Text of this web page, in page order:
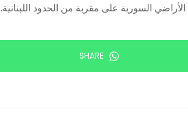
السورية على مقربة من الحدود اللبنانية.
SHARE